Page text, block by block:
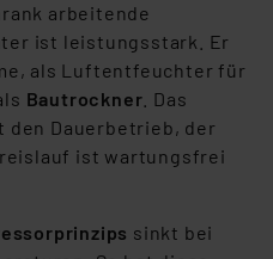
erhalten Sie in
die USA besteht kein
EU. Dies bedeutet,
eingestuft wird. So
arbeitende
ist leistungsstark. Er
als Luftentfeuchter für
Bautrockner . Das
den Dauerbetrieb, der
ist wartungsfrei
sinkt bei